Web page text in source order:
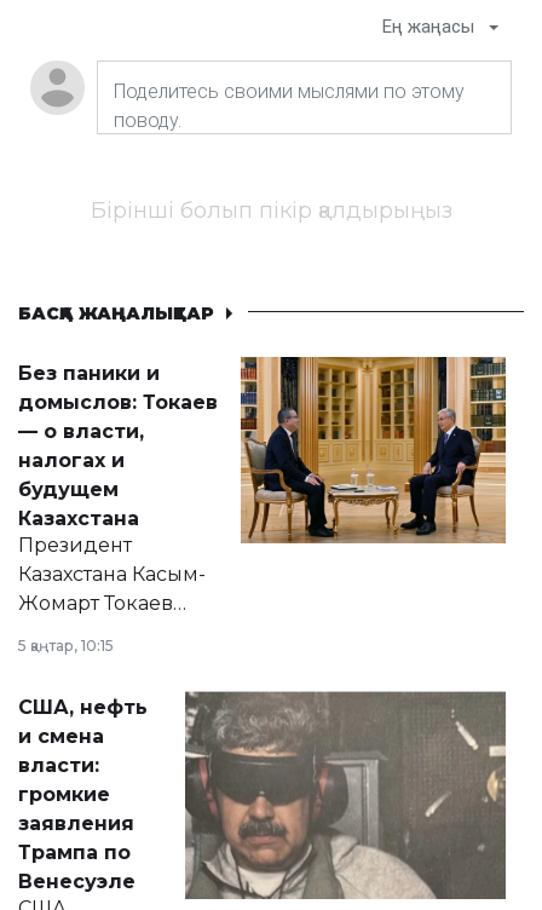
Ең жаңасы
Бірінші болып пікір қалдырыңыз
БАСҚА ЖАҢАЛЫҚТАР
Без паники и
домыслов: Токаев
— о власти,
налогах и
будущем
Казахстана
Президент
Казахстана Касым-
Жомарт Токаев
сразу несколько
актуальных тем —
от слухов о
политических
реформах до
вопросов армии,
экономики и
личного здоровья.
5 қаңтар, 10:15
США, нефть
и смена
власти:
громкие
заявления
Трампа по
Венесуэле